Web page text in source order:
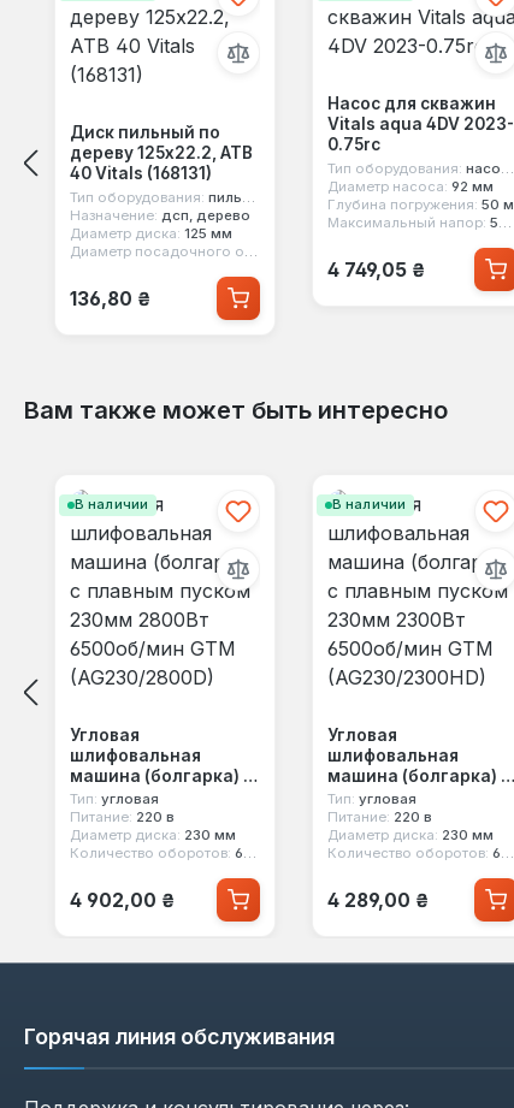
Диск пильный по
дереву 125x22.2, ATB
40 Vitals (168131)
Тип оборудования: пильный диск
Назначение: дсп, дерево
Диаметр диска: 125 мм
Обычная цена:
136,80 ₴
Насос для скважин
Vitals aqua 4DV 2023-
0.75rc
Тип оборудования: насос для скважины
Диаметр насоса: 92 мм
Глубина погружения: 50 м
Максимальный напор: 54 м
Обычная цена:
4 749,05 ₴
Вам также может быть интересно
В наличии
Угловая
шлифовальная
машина (болгарка) с
плавным пуском
230мм 2800Вт
6500об/мин GTM
(AG230/2800D)
Тип: угловая
Питание: 220 в
Диаметр диска: 230 мм
Количество оборотов: 6500 об/мин
Обычная цена:
4 902,00 ₴
В наличии
Угловая
шлифовальная
машина (болгарка) с
плавным пуском
230мм 2300Вт
6500об/мин GTM
(AG230/2300HD)
Тип: угловая
Питание: 220 в
Диаметр диска: 230 мм
Количество оборотов: 6500 об/мин
Обычная цена:
4 289,00 ₴
Горячая линия обслуживания